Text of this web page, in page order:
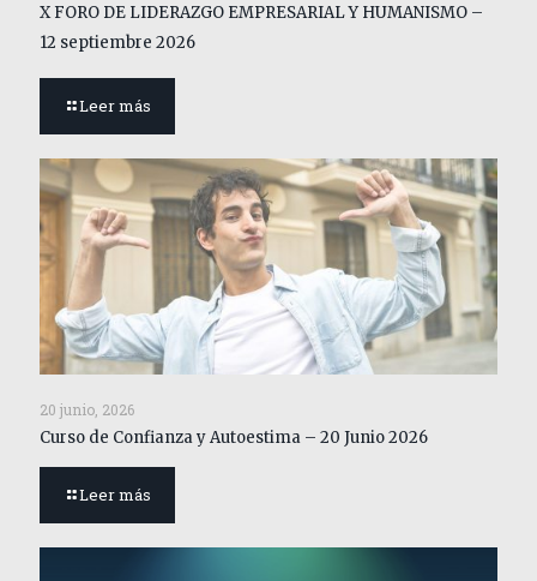
X FORO DE LIDERAZGO EMPRESARIAL Y HUMANISMO –
12 septiembre 2026
Leer más
20 junio, 2026
Curso de Confianza y Autoestima – 20 Junio 2026
Leer más